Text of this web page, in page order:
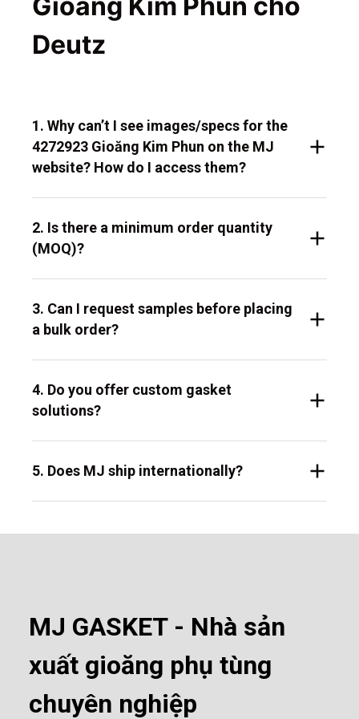
Deutz
1. Why can’t I see images/specs for the
4272923 Gioăng Kim Phun on the MJ
website? How do I access them?
2. Is there a minimum order quantity
(MOQ)?
3. Can I request samples before placing
a bulk order?
4. Do you offer custom gasket
solutions?
5. Does MJ ship internationally?
MJ GASKET - Nhà sản
xuất gioăng phụ tùng
chuyên nghiệp